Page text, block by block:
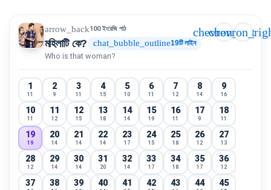
arrow_back100 ইংরেজি পাঠ
মহিলাটি কে? chat_bubble_outline19টি লাইন
Who is that woman?
chevron_left
1
11
2
9
3
11
4
15
5
10
6
11
7
12
8
14
9
16
10
11
11
12
12
15
13
18
14
14
15
19
16
11
17
9
18
11
19
19
20
14
21
14
22
14
23
17
24
15
25
18
26
12
27
13
28
12
29
14
30
14
31
20
32
14
33
17
34
18
35
17
36
12
37 38 39 40 41 42 43 44 45